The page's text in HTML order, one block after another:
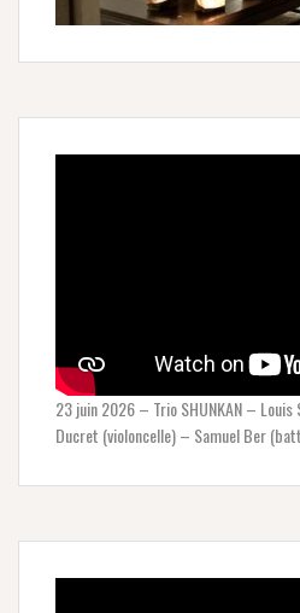
23 juin 2026 – Trio SHUNKAN –
Ducret (violoncelle) – Samuel Ber